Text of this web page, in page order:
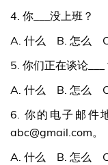
4. 你___没上班？
A. 什么 B. 怎么
5. 你们正在谈论___
A. 什么 B. 怎么
6. 你的电子邮件
abc@gmail.com。
A. 什么 B. 怎么